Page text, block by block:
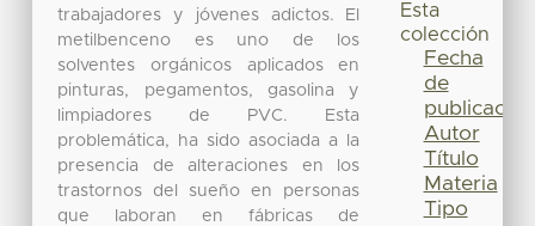
trabajadores y jóvenes adictos. El
metilbenceno es uno de los
solventes orgánicos aplicados en
pinturas, pegamentos, gasolina y
limpiadores de PVC. Esta
problemática, ha sido asociada a la
presencia de alteraciones en los
trastornos del sueño en personas
que laboran en fábricas de
Esta
colección
Fecha
de
publicación
Autor
Título
Materia
Tipo